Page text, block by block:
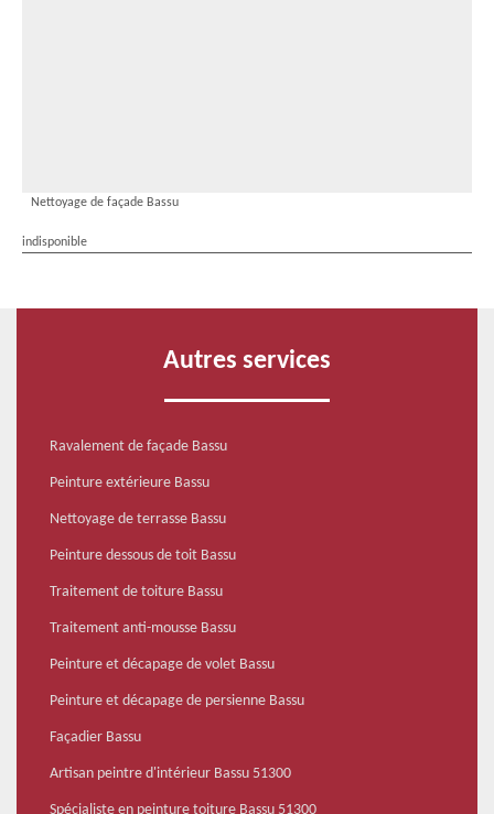
Nettoyage de façade Bassu
indisponible
Autres services
Ravalement de façade Bassu
Peinture extérieure Bassu
Nettoyage de terrasse Bassu
Peinture dessous de toit Bassu
Traitement de toiture Bassu
Traitement anti-mousse Bassu
Peinture et décapage de volet Bassu
Peinture et décapage de persienne Bassu
Façadier Bassu
Artisan peintre d'intérieur Bassu 51300
Spécialiste en peinture toiture Bassu 51300